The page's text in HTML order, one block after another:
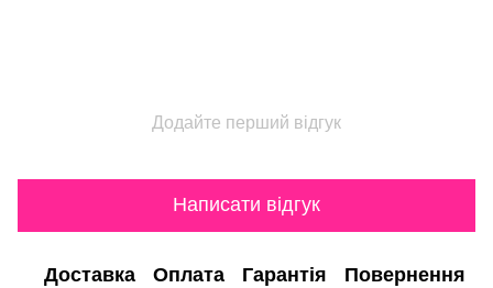
Додайте перший відгук
Написати відгук
Доставка Оплата Гарантія Повернення